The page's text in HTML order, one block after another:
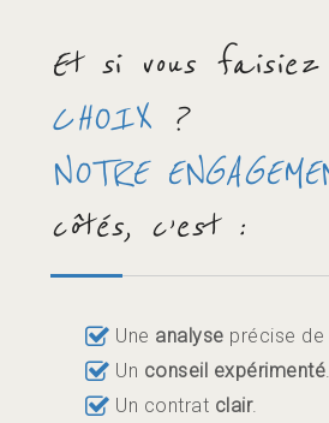
Et si vous faisiez
CHOIX ?
NOTRE
côtés, c’est :
Une analyse précise de
Un conseil expérimenté.
Un contrat clair.